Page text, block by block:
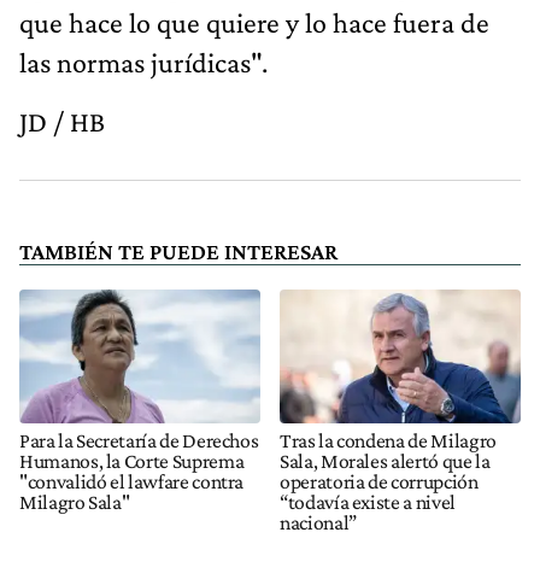
que hace lo que quiere y lo hace fuera de
las normas jurídicas".
JD / HB
TAMBIÉN TE PUEDE INTERESAR
Para la Secretaría de Derechos
Humanos, la Corte Suprema
"convalidó el lawfare contra
Milagro Sala"
Tras la condena de Milagro
Sala, Morales alertó que la
operatoria de corrupción
“todavía existe a nivel
nacional”